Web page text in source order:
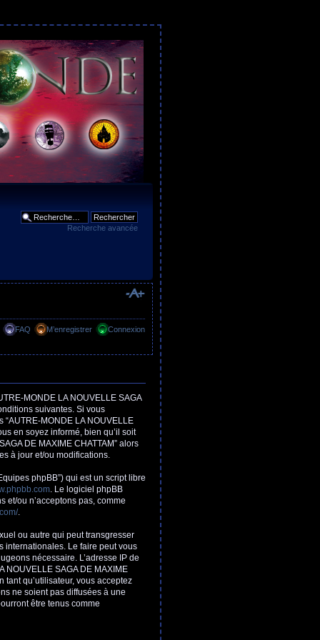
Recherche avancée
FAQ M’enregistrer Connexion
MONDE LA NOUVELLE SAGA
suivantes. Si vous
MONDE LA NOUVELLE
en soyez informé, bien qu’il soit
DE MAXIME CHATTAM” alors
à jour et/ou modifications.
phpBB”) qui est un script libre
. Le logiciel phpBB
et/ou n’acceptons pas, comme
.
ou autre qui peut transgresser
internationales. Le faire peut vous
nécessaire. L’adresse IP de
NOUVELLE SAGA DE MAXIME
qu’utilisateur, vous acceptez
ne soient pas diffusées à une
être tenus comme